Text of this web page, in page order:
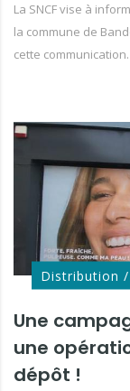
La SNCF vise à
la commune de
cette communication.
Distribution
Une
une
dépôt !